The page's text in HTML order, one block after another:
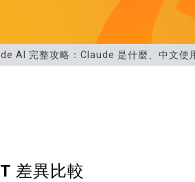
AI 完整攻略：Claude 是什麼、中文使
差異比較